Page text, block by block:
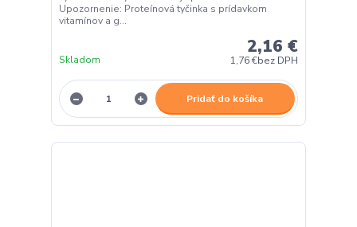
Upozornenie: Proteínová tyčinka s prídavkom
vitamínov a g...
2,16 €
1,76 €bez DPH
Skladom
Pridať do košíka